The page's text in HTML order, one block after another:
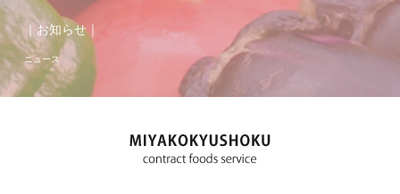
｜お知らせ｜
ニュース